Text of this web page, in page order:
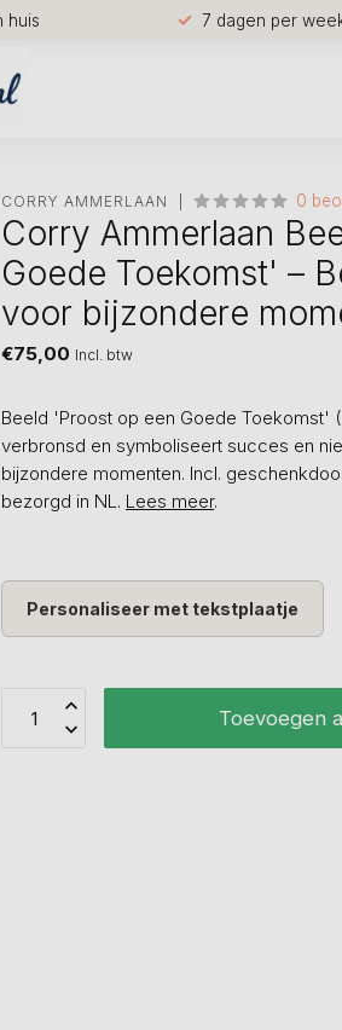
huis 7 dagen per
CORRY AMMERLAAN 0
Corry Ammerlaan
Goede Toekomst' –
voor bijzondere
€75,00 Incl. btw
Beeld 'Proost op een Goede Toekomst'
verbronsd en symboliseert succes en
bijzondere momenten. Incl.
bezorgd in NL. Lees meer.
Personaliseer met tekstplaatje
Toevoegen